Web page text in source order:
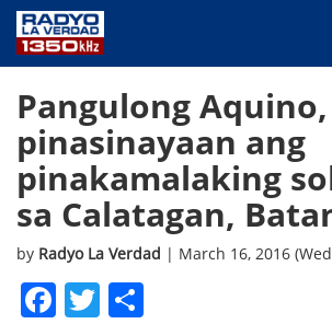
PUBLIC SERVICE
ANNOUNCEMENTS
PROGRAMS
ABOUT
Pangulong Aquino,
pinasinayaan ang
pinakamalaking
sa Calatagan,
by Radyo La Verdad | March 16, 2016
Facebook
Twitter